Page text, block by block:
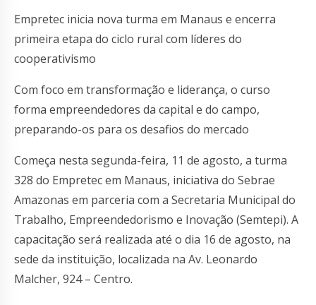
Empretec inicia nova turma em Manaus e encerra
primeira etapa do ciclo rural com líderes do
cooperativismo
Com foco em transformação e liderança, o curso
forma empreendedores da capital e do campo,
preparando-os para os desafios do mercado
Começa nesta segunda-feira, 11 de agosto, a turma
328 do Empretec em Manaus, iniciativa do Sebrae
Amazonas em parceria com a Secretaria Municipal do
Trabalho, Empreendedorismo e Inovação (Semtepi). A
capacitação será realizada até o dia 16 de agosto, na
sede da instituição, localizada na Av. Leonardo
Malcher, 924 – Centro.